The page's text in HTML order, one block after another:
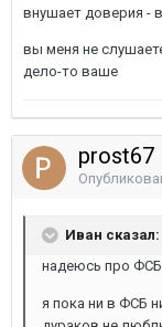
внушает доверия -
вы меня не
дело-то ваше
prost67
Иван сказал:
надеюсь про ФСБ
я пока ни в ФСБ